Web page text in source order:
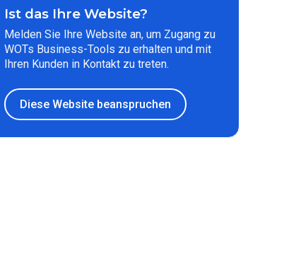
Ist das Ihre Website?
Melden Sie Ihre Website an, um Zugang zu
WOTs Business-Tools zu erhalten und mit
Ihren Kunden in Kontakt zu treten.
Diese Website beanspruchen